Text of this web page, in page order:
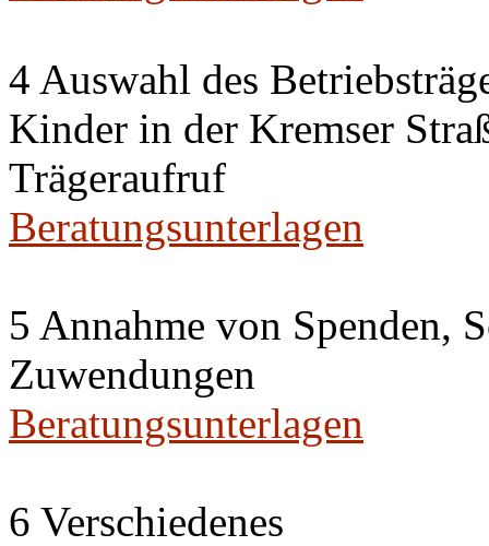
4 Auswahl des
Kinder in der Kremser
Trägeraufruf
Beratungsunterlagen
5 Annahme von Spenden,
Zuwendungen
Beratungsunterlagen
6 Verschiedenes